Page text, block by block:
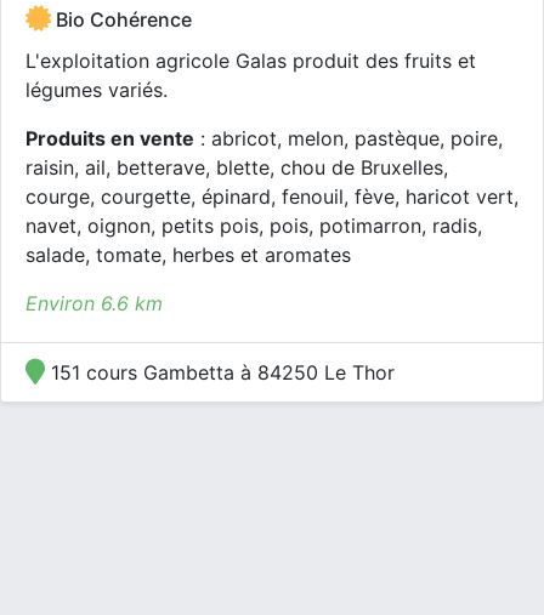
Bio Cohérence
L'exploitation agricole Galas produit des fruits et
légumes variés.
Produits en vente : abricot, melon, pastèque, poire,
raisin, ail, betterave, blette, chou de Bruxelles,
courge, courgette, épinard, fenouil, fève, haricot vert,
navet, oignon, petits pois, pois, potimarron, radis,
salade, tomate, herbes et aromates
Environ 6.6 km
151 cours Gambetta à 84250 Le Thor